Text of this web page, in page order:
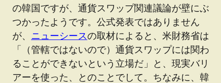
の韓国ですが、通貨スワップ関連議論が壁にぶ
つかったようです。公式発表ではありません
が、 ニューシースの取材によると、米財務省は
「（管轄ではないので）通貨スワップには関わ
ることができないという立場だ」と、現実バリ
アーを使った、とのことでして。ちなみに、韓